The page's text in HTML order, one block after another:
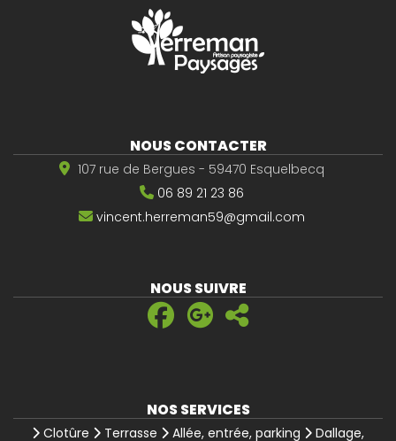
NOUS CONTACTER
107 rue de Bergues - 59470 Esquelbecq
06 89 21 23 86
vincent.herreman59@gmail.com
NOUS SUIVRE
NOS SERVICES
Clotûre Terrasse Allée, entrée, parking Dallage,